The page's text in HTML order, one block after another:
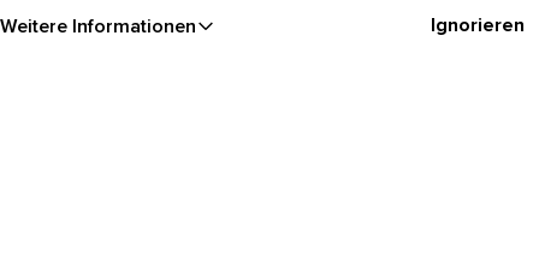
Weitere Informationen Ignorieren